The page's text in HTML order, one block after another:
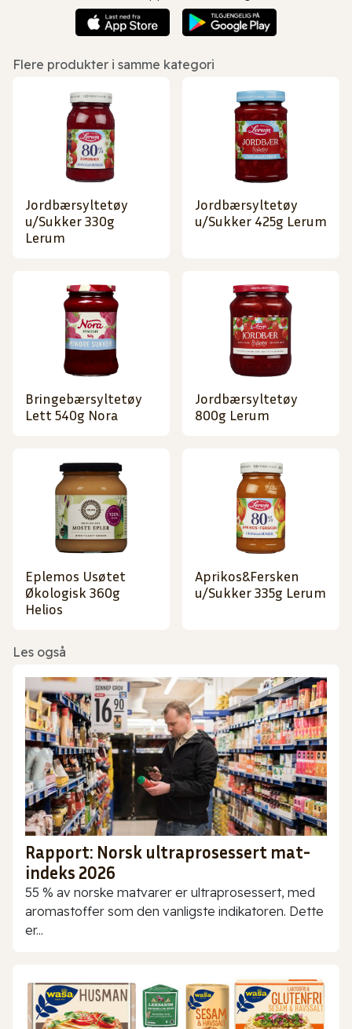
Flere produkter i samme kategori
Jordbærsyltetøy
u/Sukker 330g
Lerum
Jordbærsyltetøy
u/Sukker 425g Lerum
Bringebærsyltetøy
Lett 540g Nora
Jordbærsyltetøy
800g Lerum
Eplemos Usøtet
Økologisk 360g
Helios
Aprikos&Fersken
u/Sukker 335g Lerum
Les også
Rapport: Norsk ultraprosessert mat-
indeks 2026
55 % av norske matvarer er ultraprosessert, med
aromastoffer som den vanligste indikatoren. Dette
er...